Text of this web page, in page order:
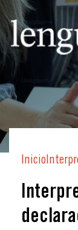
Inicio